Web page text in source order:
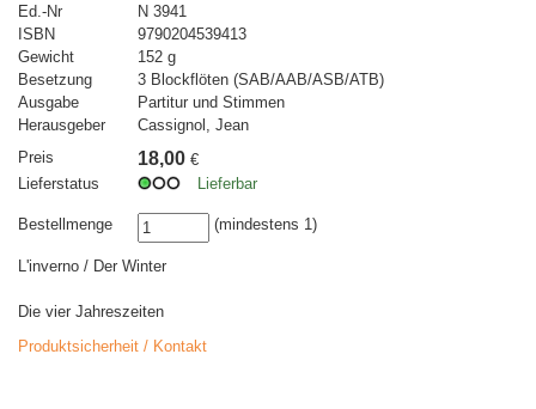
Ed.-Nr
N 3941
ISBN
9790204539413
Gewicht
152 g
Besetzung
3 Blockflöten (SAB/AAB/ASB/ATB)
Ausgabe
Partitur und Stimmen
Herausgeber
Cassignol, Jean
Preis
18,00 €
Lieferstatus
Lieferbar
Bestellmenge (mindestens 1)
L'inverno / Der Winter
Die vier Jahreszeiten
Produktsicherheit / Kontakt